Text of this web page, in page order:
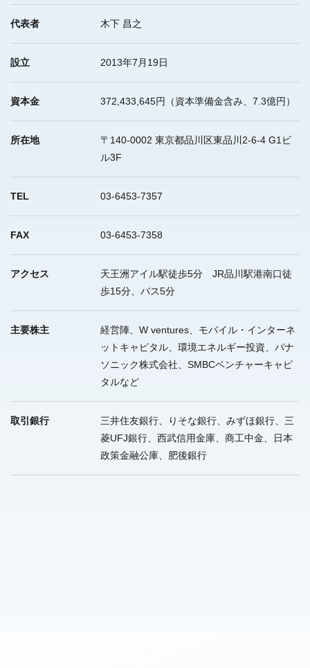
代表者 木下 昌之
設立 2013年7月19日
資本金 372,433,645円（資本準備金含み、7.3億円）
所在地
〒140-0002 東京都品川区東品川2-6-4 G1ビ
ル3F
TEL 03-6453-7357
FAX 03-6453-7358
アクセス
天王洲アイル駅徒歩5分 JR品川駅港南口徒
歩15分、バス5分
主要株主
経営陣、W ventures、モバイル・インターネ
ットキャピタル、環境エネルギー投資、パナ
ソニック株式会社、SMBCベンチャーキャピ
タルなど
取引銀行
三井住友銀行、りそな銀行、みずほ銀行、三
菱UFJ銀行、西武信用金庫、商工中金、日本
政策金融公庫、肥後銀行